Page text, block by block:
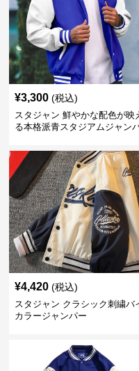
¥3,300 (税込)
スタジャン 鮮やかな配色が映
る本格派青スタジアムジャン
¥4,420 (税込)
スタジャン クラシック刺繍バ
カラージャンパー